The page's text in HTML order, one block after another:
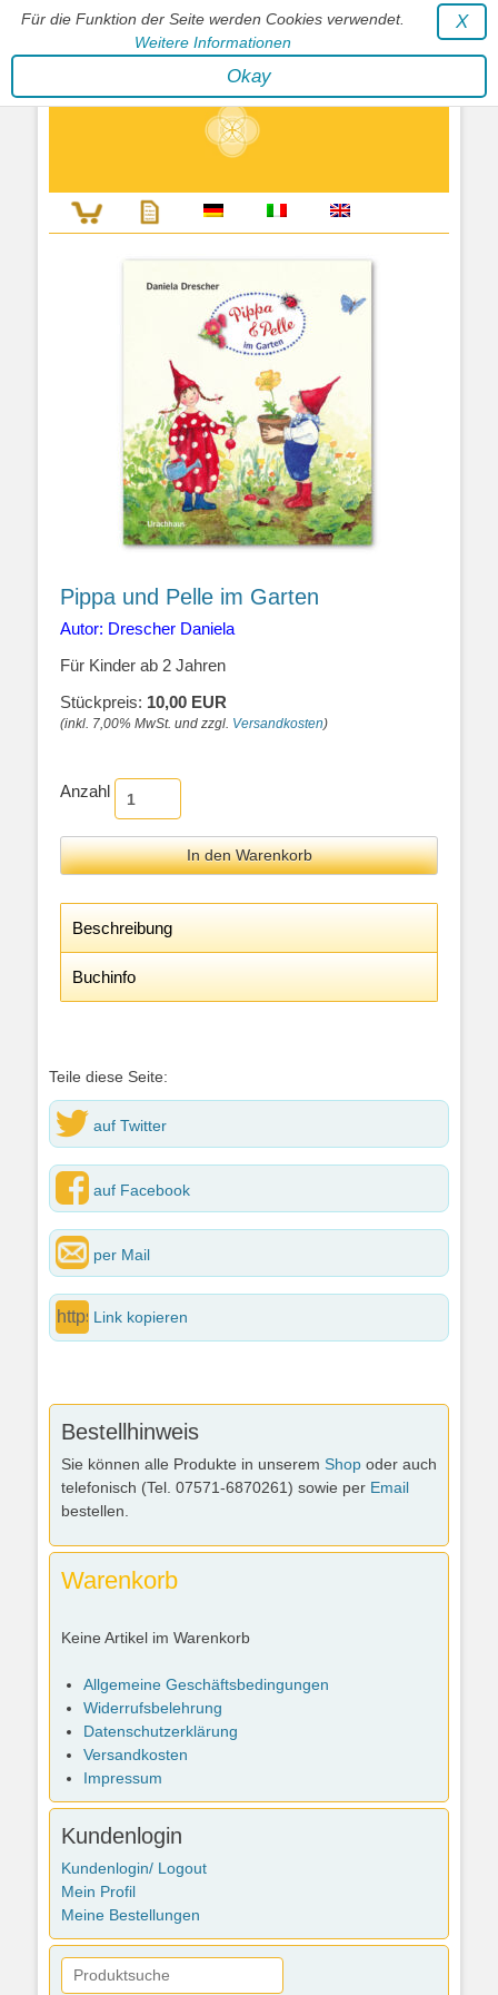
Für die Funktion der Seite werden Cookies verwendet.
Weitere Informationen
X
Okay
Stephan Wunderlich Verlag
Literatur zur Förderung der Gestaltfähigkeit des Lebens
Pippa und Pelle im Garten
Autor: Drescher Daniela
Für Kinder ab 2 Jahren
Stückpreis: 10,00 EUR
(inkl. 7,00% MwSt. und zzgl. Versandkosten)
Anzahl
Beschreibung
Buchinfo
Teile diese Seite:
auf Twitter
auf Facebook
per Mail
Link kopieren
Bestellhinweis
Sie können alle Produkte in unserem Shop oder auch
telefonisch (Tel. 07571-6870261) sowie per Email
bestellen.
Warenkorb
Keine Artikel im Warenkorb
Allgemeine Geschäftsbedingungen
Widerrufsbelehrung
Datenschutzerklärung
Versandkosten
Impressum
Kundenlogin
Kundenlogin/ Logout
Mein Profil
Meine Bestellungen